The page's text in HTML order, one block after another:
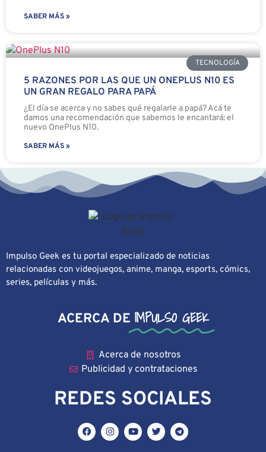
SABER MÁS »
TECNOLOGÍA
5 RAZONES POR LAS QUE UN ONEPLUS N10 ES
UN GRAN REGALO PARA PAPÁ
¿El día se acerca y no sabes qué regalarle a papá? Acá te
damos una recomendación que sabemos le encantará: el
nuevo OnePlus N10.
SABER MÁS »
Impulso Geek es tu portal especializado de noticias
relacionadas con videojuegos, anime, manga, esports, cómics,
series, películas y más.
ACERCA DE IMPULSO GEEK
Acerca de nosotros
Publicidad y contrataciones
REDES SOCIALES